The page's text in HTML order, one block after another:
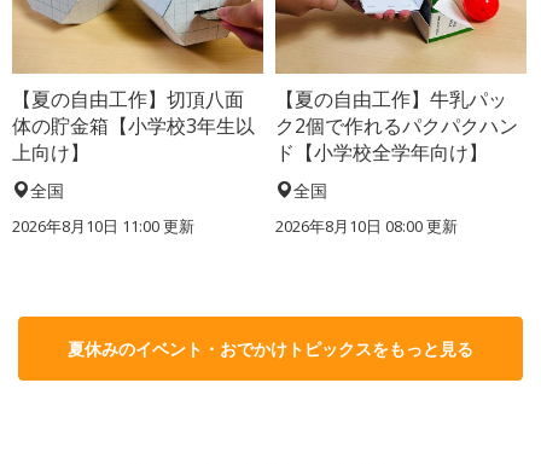
【夏の自由工作】切頂八面
体の貯金箱【小学校3年生以
上向け】
全国
2026年8月10日 11:00更新
【夏の自由工作】牛乳パッ
ク2個で作れるパクパクハン
ド【小学校全学年向け】
全国
2026年8月10日 08:00更新
夏休みのイベント・おでかけトピックスをもっと見る